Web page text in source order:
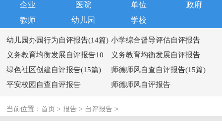
企业
医院 单位
政府
教师
幼儿园 学校
幼儿园办园行为自评报告(14篇) 小学综合督导评估自评报告
义务教育均衡发展自评报告10
篇
义务教育均衡发展自评报告
绿色社区创建自评报告(15篇)
师德师风自查自评报告(15篇)
平安校园自查自评报告
师德师风自评报告
当前位置：首页 >报告 > 自评报告 >